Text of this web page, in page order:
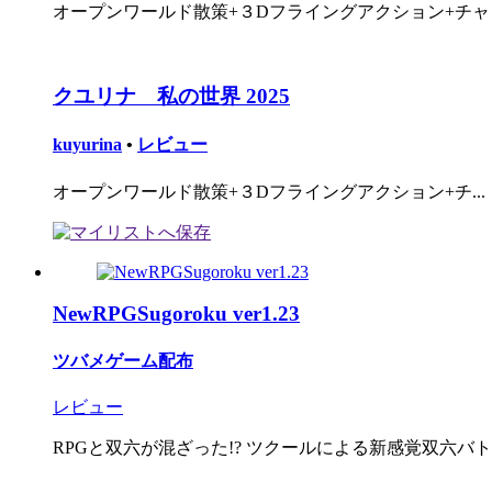
オープンワールド散策+３Dフライングアクション+チ
クユリナ 私の世界 2025
kuyurina • レビュー
オープンワールド散策+３Dフライングアクション+チ...
NewRPGSugoroku ver1.23
ツバメゲーム配布
レビュー
RPGと双六が混ざった!? ツクールによる新感覚双六バト